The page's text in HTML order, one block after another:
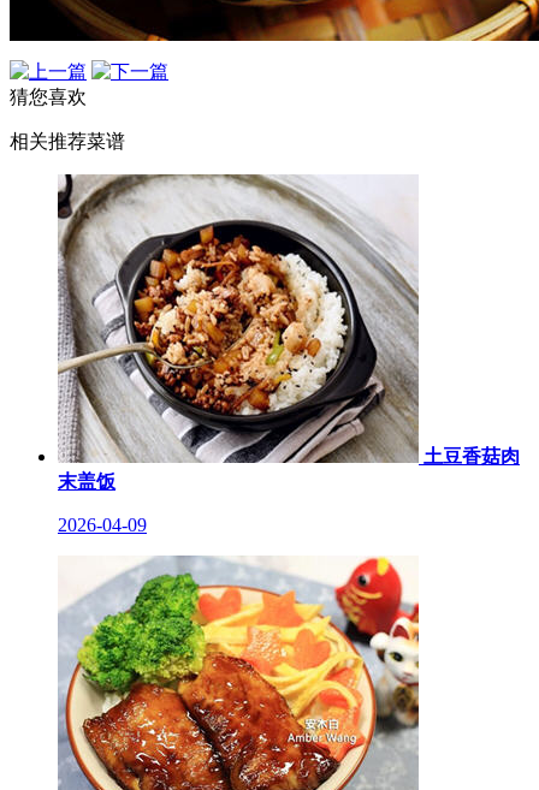
猜您喜欢
相关推荐菜谱
土豆香菇肉
末盖饭
2026-04-09